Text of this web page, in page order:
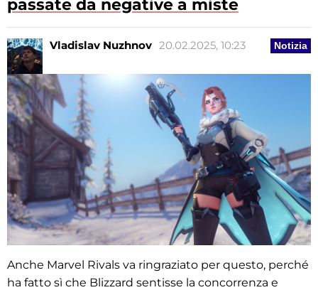
passate da negative a miste
Notizia
Vladislav Nuzhnov 20.02.2025, 10:23
Anche Marvel Rivals va ringraziato per questo, perché
ha fatto sì che Blizzard sentisse la concorrenza e